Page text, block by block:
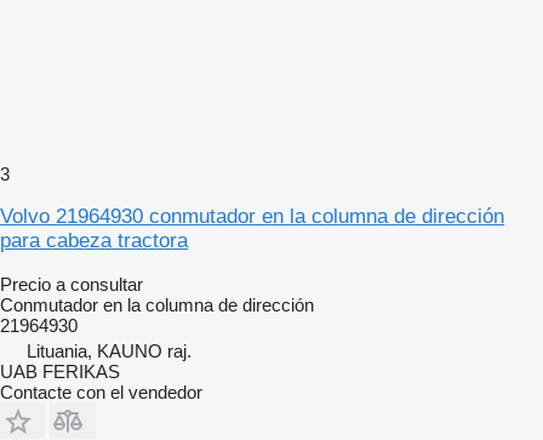
3
Volvo 21964930 conmutador en la columna de dirección
para cabeza tractora
Precio a consultar
Conmutador en la columna de dirección
21964930
Lituania, KAUNO raj.
UAB FERIKAS
Contacte con el vendedor